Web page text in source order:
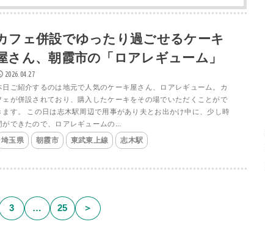
フェ併設でゆったり過ごせるケーキ
さん、朝霞市の「ロアレギューム」
2026.04.27
日ご紹介するのは地元で人気のケーキ屋さん、ロアレギューム。カ
ェが併設されており、購入したケーキをその場でいただくことがで
ます。 この日は志木駅周辺で用事があり夫とお出かけ中に、少し時
ができたので、ロアレギュームの...
埼玉県 朝霞市 東武東上線 志木駅
3 … 25 ＞